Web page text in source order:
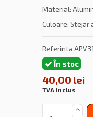
Material:
Culoare: Stejar
Referinta
În stoc
40,00 lei
TVA inclus